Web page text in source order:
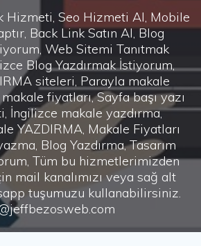
Hizmeti, Seo Hizmeti Al, Mobile
Back Link Satın Al, Blog
Web Sitemi Tanıtmak
Blog Yazdırmak İstiyorum,
siteleri, Parayla makale
fiyatları, Sayfa başı yazı
İngilizce makale yazdırma,
YAZDIRMA, Makale Fiyatları
Blog Yazdırma, Tasarım
Tüm bu hizmetlerimizden
mail kanalımızı veya sağ alt
tuşumuzu kullanabilirsiniz.